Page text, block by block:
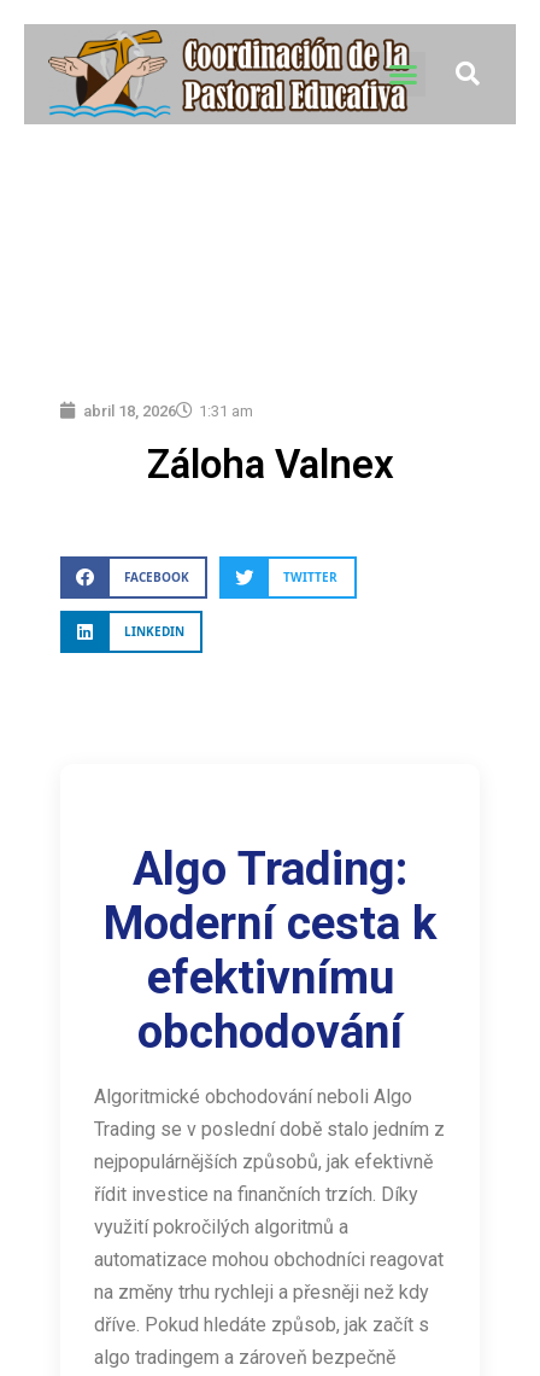
abril 18, 2026 1:31 am
Záloha Valnex
FACEBOOK TWITTER
LINKEDIN
Algo Trading:
Moderní cesta k
efektivnímu
obchodování
Algoritmické obchodování neboli Algo
Trading se v poslední době stalo jedním z
nejpopulárnějších způsobů, jak efektivně
řídit investice na finančních trzích. Díky
využití pokročilých algoritmů a
automatizace mohou obchodníci reagovat
na změny trhu rychleji a přesněji než kdy
dříve. Pokud hledáte způsob, jak začít s
algo tradingem a zároveň bezpečně